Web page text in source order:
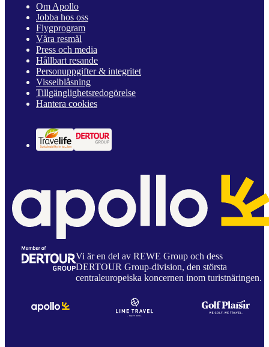
Om Apollo
Jobba hos oss
Flygprogram
Våra resmål
Press och media
Hållbart resande
Personuppgifter & integritet
Visselblåsning
Tillgänglighetsredogörelse
Hantera cookies
Vi är en del av REWE Group och dess
DERTOUR Group-division, den största
centraleuropeiska koncernen inom turistnäringen.